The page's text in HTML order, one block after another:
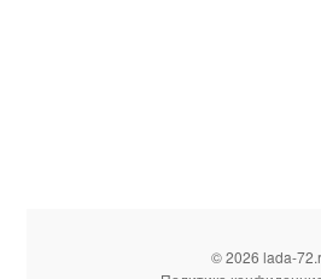
© 2026 lada-